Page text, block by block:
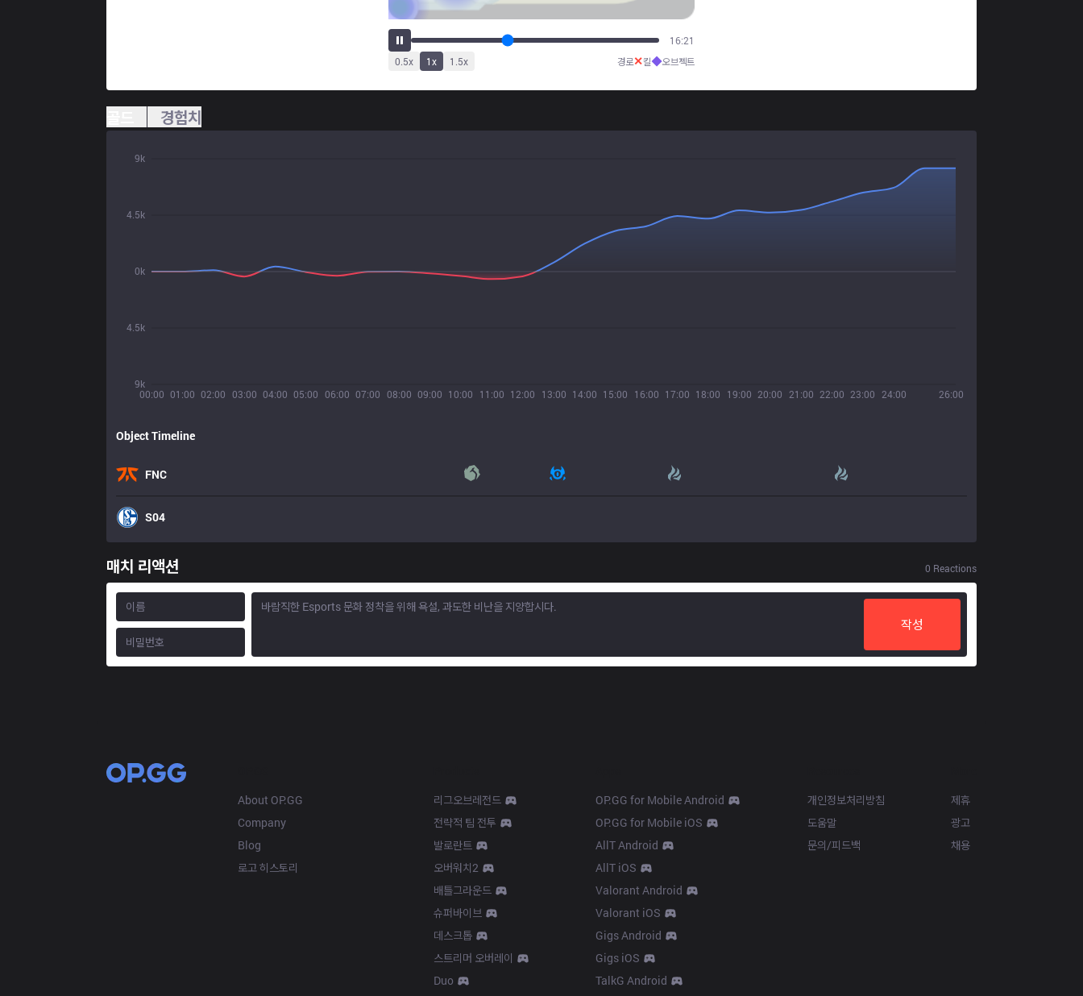
20:27
0.5x 1x 1.5x 경로✕킬◆오브젝트
경험치
00:00 01:00 02:00 03:00 04:00 05:00 06:00 07:00 08:00 09:00 10:00 11:00 12:00 13:00 14:00 15:00 16:00 17:00 18:00 19:00 20:00 21:00 22:00 23:00 24:00 26:00
9k
4.5k
0k
4.5k
9k
Object Timeline
FNC
S04
매치 리액션 0 Reactions
작성
About OP.GG
Company
Blog
로고 히스토리
리그오브레전드
전략적 팀 전투
발로란트
오버워치2
배틀그라운드
슈퍼바이브
데스크톱
스트리머 오버레이
Duo
OP.GG for Mobile Android
OP.GG for Mobile iOS
AllT Android
AllT iOS
Valorant Android
Valorant iOS
Gigs Android
Gigs iOS
TalkG Android
개인정보처리방침
도움말
문의/피드백
제휴
광고
채용